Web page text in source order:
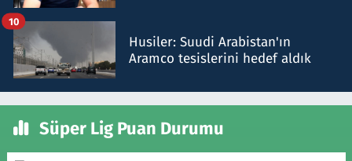
Husiler: Suudi Arabistan'ın
Aramco tesislerini hedef aldık
10
Süper Lig Puan Durumu